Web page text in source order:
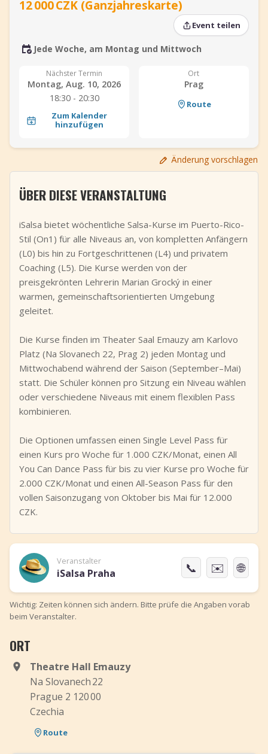
Event hinzufügen
12 000 CZK (Ganzjahreskarte)
Event teilen
Jede Woche, am Montag und Mittwoch
Nächster Termin
Montag, Aug. 10, 2026
18:30 - 20:30
Zum Kalender
hinzufügen
Ort
Prag
Route
Änderung vorschlagen
ÜBER DIESE VERANSTALTUNG
iSalsa bietet wöchentliche Salsa-Kurse im Puerto-Rico-
Stil (On1) für alle Niveaus an, von kompletten Anfängern
(L0) bis hin zu Fortgeschrittenen (L4) und privatem
Coaching (L5). Die Kurse werden von der
preisgekrönten Lehrerin Marian Grocký in einer
warmen, gemeinschaftsorientierten Umgebung
geleitet.
Die Kurse finden im Theater Saal Emauzy am Karlovo
Platz (Na Slovanech 22, Prag 2) jeden Montag und
Mittwochabend während der Saison (September–Mai)
statt. Die Schüler können pro Sitzung ein Niveau wählen
oder verschiedene Niveaus mit einem flexiblen Pass
kombinieren.
Die Optionen umfassen einen Single Level Pass für
einen Kurs pro Woche für 1.000 CZK/Monat, einen All
You Can Dance Pass für bis zu vier Kurse pro Woche für
2.000 CZK/Monat und einen All-Season Pass für den
vollen Saisonzugang von Oktober bis Mai für 12.000
CZK.
Veranstalter
iSalsa Praha 📞 ✉️ 🌐
Wichtig: Zeiten können sich ändern. Bitte prüfe die Angaben vorab
beim Veranstalter.
ORT
Theatre Hall Emauzy
Na Slovanech 22
Prague 2 120 00
Czechia
Route